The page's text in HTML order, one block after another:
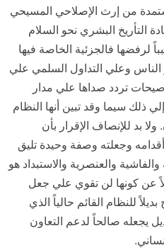
من إرث الإصلاحي المسيحي
التأريخ البشري نحو السلام
لرفضها فالجزئية الخاصة فيها
الناس وعلي التداول السلمي علي
تردد صداها علي مدار
ذلك سيما وقد تبين أنها النظام
بد للإنصاف الإقرار بأن
وجعلته وصفة وحيدة تليق
والعنصرية والاستبداد هو
عن كونها لن تقوي علي جعل
للنظام القائم حالياً الذي
يجعله صالحاً لدعم التعاون